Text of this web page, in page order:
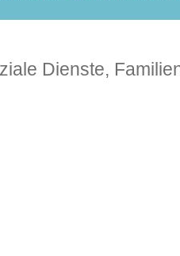
Dienste,